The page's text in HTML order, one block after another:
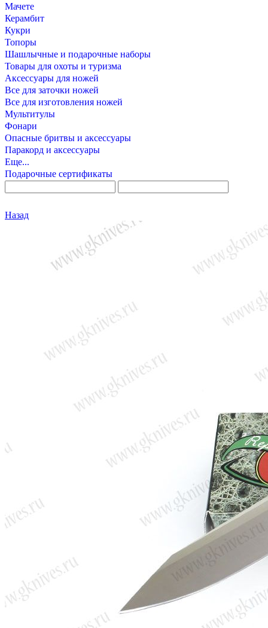
Мачете
Керамбит
Кукри
Топоры
Шашлычные и подарочные наборы
Товары для охоты и туризма
Аксессуары для ножей
Все для заточки ножей
Все для изготовления ножей
Мультитулы
Фонари
Опасные бритвы и аксессуары
Паракорд и аксессуары
Еще...
Подарочные сертификаты
Назад